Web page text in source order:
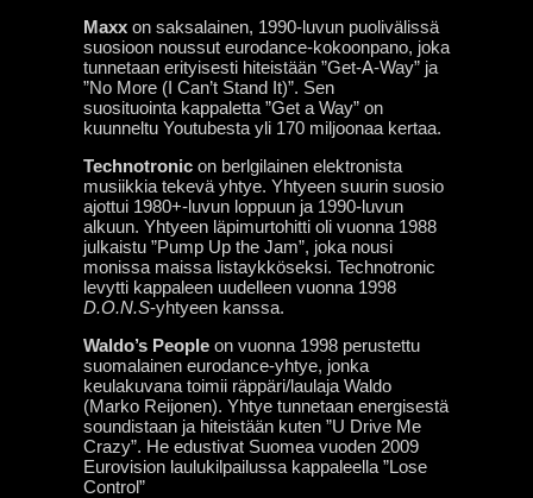
Maxx on saksalainen, 1990-luvun puolivälissä
suosioon noussut eurodance-kokoonpano, joka
tunnetaan erityisesti hiteistään ”Get-A-Way” ja
”No More (I Can’t Stand It)”. Sen
suosituointa kappaletta ”Get a Way” on
kuunneltu Youtubesta yli 170 miljoonaa kertaa.
Technotronic on berlgilainen elektronista
musiikkia tekevä yhtye. Yhtyeen suurin suosio
ajottui 1980+-luvun loppuun ja 1990-luvun
alkuun. Yhtyeen läpimurtohitti oli vuonna 1988
julkaistu ”Pump Up the Jam”, joka nousi
monissa maissa listaykköseksi. Technotronic
levytti kappaleen uudelleen vuonna 1998
D.O.N.S-yhtyeen kanssa.
Waldo’s People on vuonna 1998 perustettu
suomalainen eurodance-yhtye, jonka
keulakuvana toimii räppäri/laulaja Waldo
(Marko Reijonen). Yhtye tunnetaan energisestä
soundistaan ja hiteistään kuten ”U Drive Me
Crazy”. He edustivat Suomea vuoden 2009
Eurovision laulukilpailussa kappaleella ”Lose
Control”